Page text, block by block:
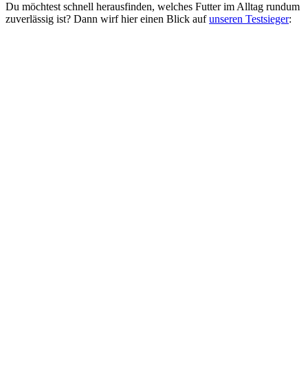
Du möchtest schnell herausfinden, welches Futter im Alltag rundum
zuverlässig ist? Dann wirf hier einen Blick aufunseren Testsieger: